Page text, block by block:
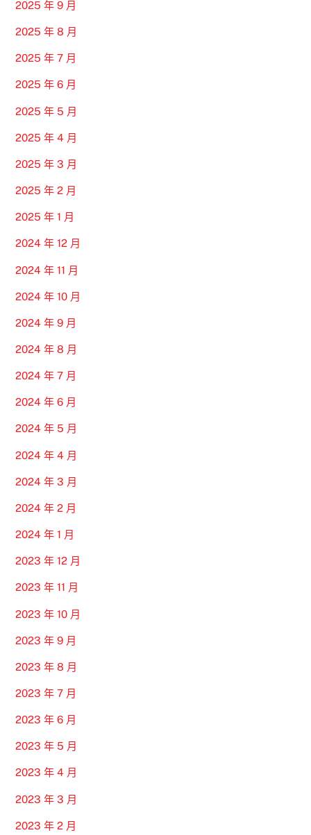
2025 年 9 月
2025 年 8 月
2025 年 7 月
2025 年 6 月
2025 年 5 月
2025 年 4 月
2025 年 3 月
2025 年 2 月
2025 年 1 月
2024 年 12 月
2024 年 11 月
2024 年 10 月
2024 年 9 月
2024 年 8 月
2024 年 7 月
2024 年 6 月
2024 年 5 月
2024 年 4 月
2024 年 3 月
2024 年 2 月
2024 年 1 月
2023 年 12 月
2023 年 11 月
2023 年 10 月
2023 年 9 月
2023 年 8 月
2023 年 7 月
2023 年 6 月
2023 年 5 月
2023 年 4 月
2023 年 3 月
2023 年 2 月